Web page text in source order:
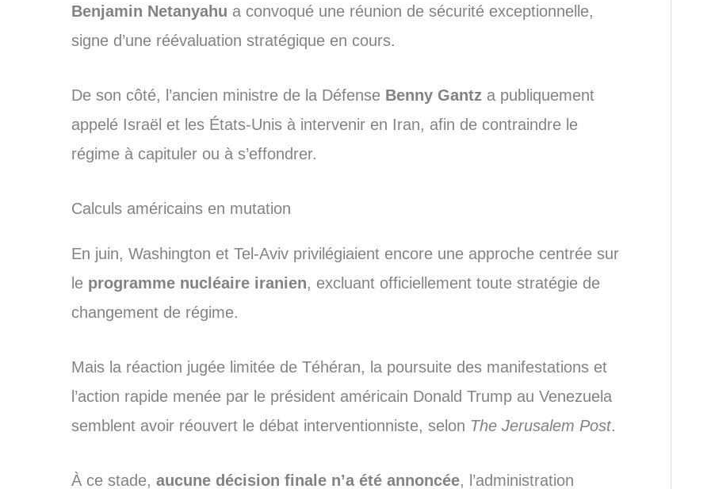
Benjamin Netanyahu a convoqué une réunion de sécurité exceptionnelle,
signe d’une réévaluation stratégique en cours.
De son côté, l’ancien ministre de la Défense Benny Gantza publiquement
appelé Israël et les États-Unis à intervenir en Iran, afin de contraindre le
régime à capituler ou à s’effondrer.
Calculs américains en mutation
En juin, Washington et Tel-Aviv privilégiaient encore une approche centrée sur
le programme nucléaire iranien, excluant officiellement toute stratégie de
changement de régime.
Mais la réaction jugée limitée de Téhéran, la poursuite des manifestations et
l’action rapide menée par le président américain Donald Trump au Venezuela
semblent avoir réouvert le débat interventionniste, selon The Jerusalem Post.
À ce stade, aucune décision finale n’a été annoncée, l’administration